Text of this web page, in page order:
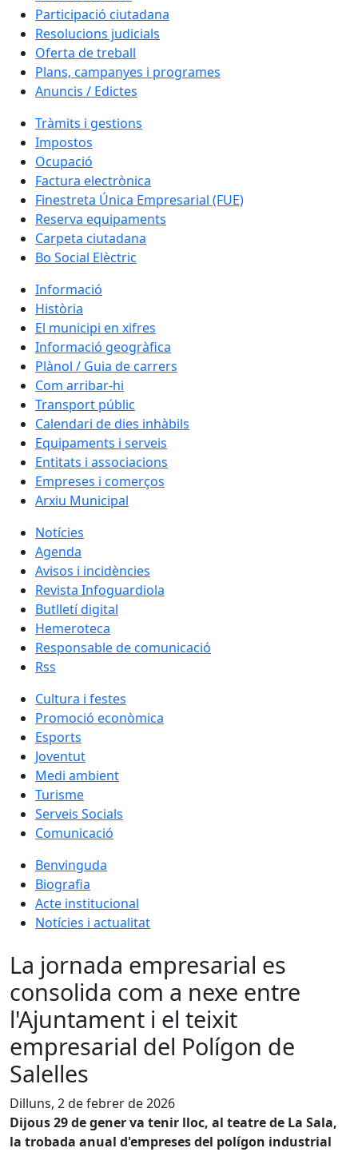
Participació ciutadana
Resolucions judicials
Oferta de treball
Plans, campanyes i programes
Anuncis / Edictes
Tràmits i gestions
Impostos
Ocupació
Factura electrònica
Finestreta Única Empresarial (FUE)
Reserva equipaments
Carpeta ciutadana
Bo Social Elèctric
Informació
Història
El municipi en xifres
Informació geogràfica
Plànol / Guia de carrers
Com arribar-hi
Transport públic
Calendari de dies inhàbils
Equipaments i serveis
Entitats i associacions
Empreses i comerços
Arxiu Municipal
Notícies
Agenda
Avisos i incidències
Revista Infoguardiola
Butlletí digital
Hemeroteca
Responsable de comunicació
Rss
Cultura i festes
Promoció econòmica
Esports
Joventut
Medi ambient
Turisme
Serveis Socials
Comunicació
Benvinguda
Biografia
Acte institucional
Notícies i actualitat
La jornada empresarial es
consolida com a nexe entre
l'Ajuntament i el teixit
empresarial del Polígon de
Salelles
Dilluns, 2 de febrer de 2026
Dijous 29 de gener va tenir lloc, al teatre de La Sala,
la trobada anual d'empreses del polígon industrial